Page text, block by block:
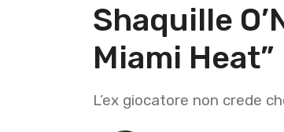
Shaquille
Miami Heat”
L’ex giocatore non crede